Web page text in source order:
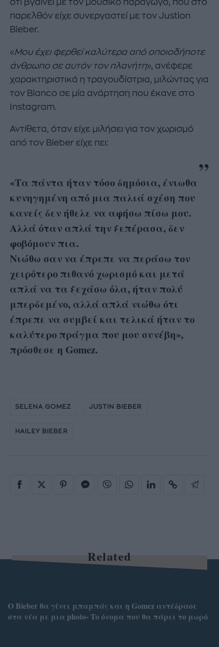
ότι βγαίνει με τον μουσικό παραγωγό, που στο
παρελθόν είχε συνεργαστεί με τον Justion
Bieber.
«Μου έχει φερθεί καλύτερα από οποιοδήποτε
άνθρωπο σε αυτόν τον πλανήτη», ανέφερε
χαρακτηριστικά η τραγουδίστρια, μιλώντας για
τον Blanco σε μία ανάρτηση που έκανε στο
Instagram.
Αντίθετα, όταν είχε μιλήσει για τον χωρισμό
από τον Bieber είχε πει:
«Τα πάντα ήταν τόσο δημόσια, ένιωθα
κυνηγημένη από μια παλιά σχέση που
κανείς δεν ήθελε να αφήσω πίσω μου.
Αλλά όταν απλά την ξεπέρασα, δεν
φοβόμουν πια.
Νιώθω σαν να έπρεπε να περάσω τον
χειρότερο πιθανό χωρισμό και μετά
απλά να τα ξεχάσω όλα, ήταν πολύ
μπερδεμένο, αλλά απλά νιώθω ότι
έπρεπε να συμβεί και τελικά ήταν το
καλύτερο πράγμα που μου συνέβη»,
πρόσθεσε η Gomez.
SELENA GOMEZ JUSTIN BIEBER
HAILEY BIEBER
Related
O Bieber θα γίνει μπαμπάς και η Gomez αντέδρασε
στα νέα με μια photo- To όνομα που θα πάρει το μωρό